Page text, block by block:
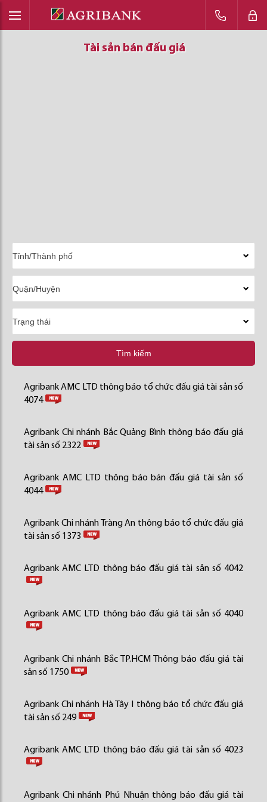
Tài sản bán đấu giá
Tài sản bán đấu giá
Tài sản bán đấu giá
Tìm kiếm
Agribank AMC LTD thông báo tổ chức đấu giá tài sản số
4074
Agribank Chi nhánh Bắc Quảng Bình thông báo đấu giá
tài sản số 2322
Agribank AMC LTD thông báo bán đấu giá tài sản số
4044
Agribank Chi nhánh Tràng An thông báo tổ chức đấu giá
tài sản số 1373
Agribank AMC LTD thông báo đấu giá tài sản số 4042
Agribank AMC LTD thông báo đấu giá tài sản số 4040
Agribank Chi nhánh Bắc TP.HCM Thông báo đấu giá tài
sản số 1750
Agribank Chi nhánh Hà Tây I thông báo tổ chức đấu giá
tài sản số 249
Agribank AMC LTD thông báo đấu giá tài sản số 4023
Agribank Chi nhánh Phú Nhuận thông báo đấu giá tài